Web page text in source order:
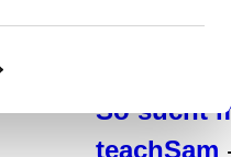
Projekte-
So sucht
teachSam